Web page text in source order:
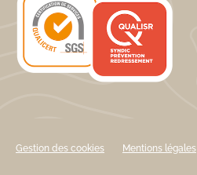
Gestion des cookies Mentions légales